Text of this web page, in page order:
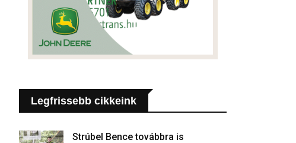
Legfrissebb cikkeink
Strúbel Bence továbbra is